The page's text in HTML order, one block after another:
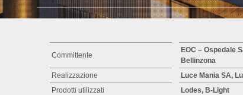
Committente
EOC – Ospedale
Bellinzona
Realizzazione
Luce Mania SA,
Prodotti utilizzati
Lodes, B-Light